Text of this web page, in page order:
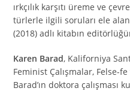
ırkçılık karşıtı üreme ve
türlerle ilgili soruları ele alan
(2018) adlı kitabın
Karen Barad, Kaliforniya
Feminist Çalışmalar, Felse-
Barad’ın doktora çalışması